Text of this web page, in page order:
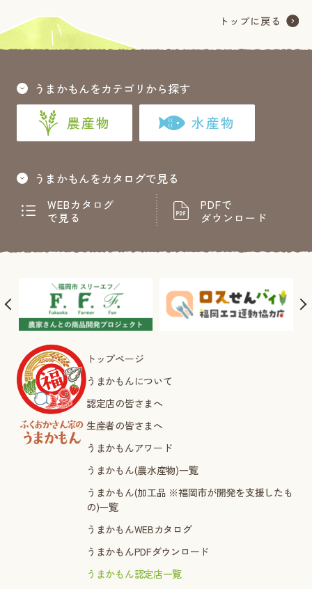
うまかもんをカテゴリから探す
農産物 水産物
うまかもんをカタログで見る
WEBカタログ
で見る
PDFで
ダウンロード
トップページ
うまかもんについて
認定店の皆さまへ
生産者の皆さまへ
うまかもんアワード
うまかもん(農水産物)一覧
うまかもん(加工品 ※福岡市が開発を支援したも
の)一覧
うまかもんWEBカタログ
うまかもんPDFダウンロード
うまかもん認定店一覧